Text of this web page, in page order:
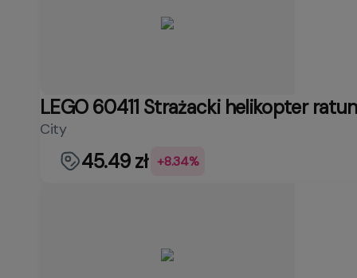
LEGO 60411 Strażacki helikopter
City
45.49 zł +8.34%